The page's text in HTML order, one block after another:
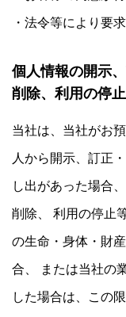
・法令等により要
個人情報の開示
削除、利用の停
当社は、当社がお
人から開示、訂正
し出があった場合
削除、 利用の停止
の生命・身体・財
合、 または当社の
した場合は、この